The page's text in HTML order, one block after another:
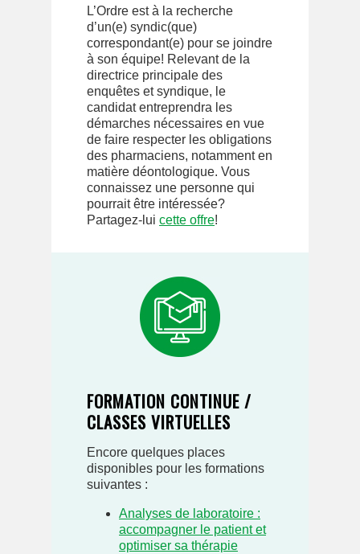
L’Ordre est à la recherche
d’un(e) syndic(que)
correspondant(e) pour se joindre
à son équipe! Relevant de la
directrice principale des
enquêtes et syndique, le
candidat entreprendra les
démarches nécessaires en vue
de faire respecter les obligations
des pharmaciens, notamment en
matière déontologique. Vous
connaissez une personne qui
pourrait être intéressée?
Partagez-lui cette offre!
FORMATION CONTINUE /
CLASSES VIRTUELLES
Encore quelques places
disponibles pour les formations
suivantes :
Analyses de laboratoire :
accompagner le patient et
optimiser sa thérapie